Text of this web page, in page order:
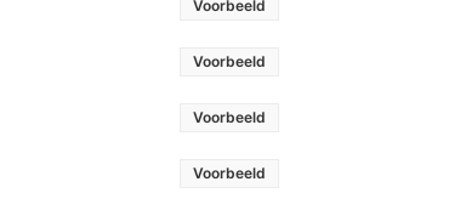
Voorbeeld
Voorbeeld
Voorbeeld
Voorbeeld